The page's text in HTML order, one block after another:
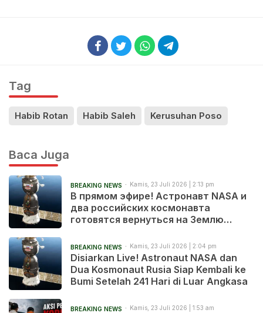
Tag
Habib Rotan Habib Saleh Kerusuhan Poso
Baca Juga
BREAKING NEWS Kamis, 23 Juli 2026 | 2:13 pm
В прямом эфире! Астронавт NASA и
два российских космонавта
готовятся вернуться на Землю
BREAKING NEWS Kamis, 23 Juli 2026 | 2:04 pm
Disiarkan Live! Astronaut NASA dan
Dua Kosmonaut Rusia Siap Kembali ke
Bumi Setelah 241 Hari di Luar Angkasa
BREAKING NEWS Kamis, 23 Juli 2026 | 1:53 am